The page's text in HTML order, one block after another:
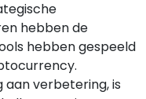
hebben de
hebben gespeeld
aan verbetering, is